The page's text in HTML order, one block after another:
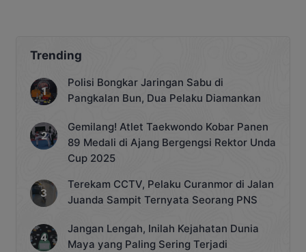
Trending
Polisi Bongkar Jaringan Sabu di
Pangkalan Bun, Dua Pelaku Diamankan
Gemilang! Atlet Taekwondo Kobar Panen
89 Medali di Ajang Bergengsi Rektor Unda
Cup 2025
Terekam CCTV, Pelaku Curanmor di Jalan
Juanda Sampit Ternyata Seorang PNS
Jangan Lengah, Inilah Kejahatan Dunia
Maya yang Paling Sering Terjadi